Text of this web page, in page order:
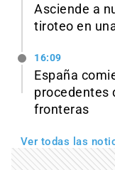
Asciende a
tiroteo en
16:09
España
procedentes
fronteras
Ver todas las